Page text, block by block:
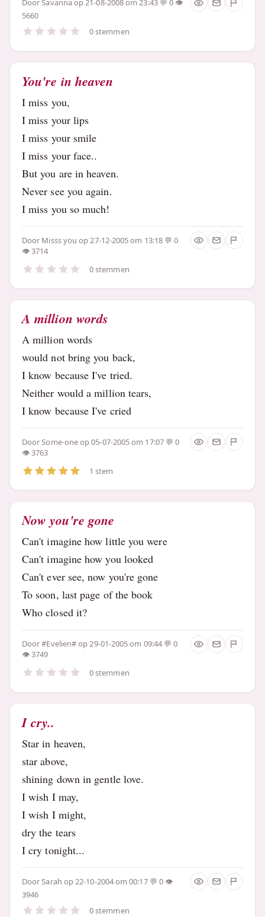
DoorSavannaop 21-08-2008 om 23:43
0
5660
0 stemmen
You're in heaven
I miss you,
I miss your lips
I miss your smile
I miss your face..
But you are in heaven.
Never see you again.
I miss you so much!
Door Misss you op 27-12-2005 om 13:18
0
3714
0 stemmen
A million words
A million words
would not bring you back,
I know because I've tried.
Neither would a million tears,
I know because I've cried
DoorSome-oneop 05-07-2005 om 17:07
0
3763
1 stem
Now you're gone
Can't imagine how little you were
Can't imagine how you looked
Can't ever see, now you're gone
To soon, last page of the book
Who closed it?
Door#Evelien#op 29-01-2005 om 09:44
0
3749
0 stemmen
I cry..
Star in heaven,
star above,
shining down in gentle love.
I wish I may,
I wish I might,
dry the tears
I cry tonight...
DoorSarah op 22-10-2004 om 00:17
0
3946
0 stemmen